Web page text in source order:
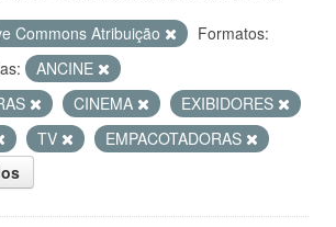
Commons Atribuição
Formatos:
ANCINE
CINEMA
EXIBIDORES
TV
EMPACOTADORAS